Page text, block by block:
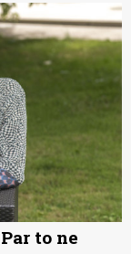
to ne